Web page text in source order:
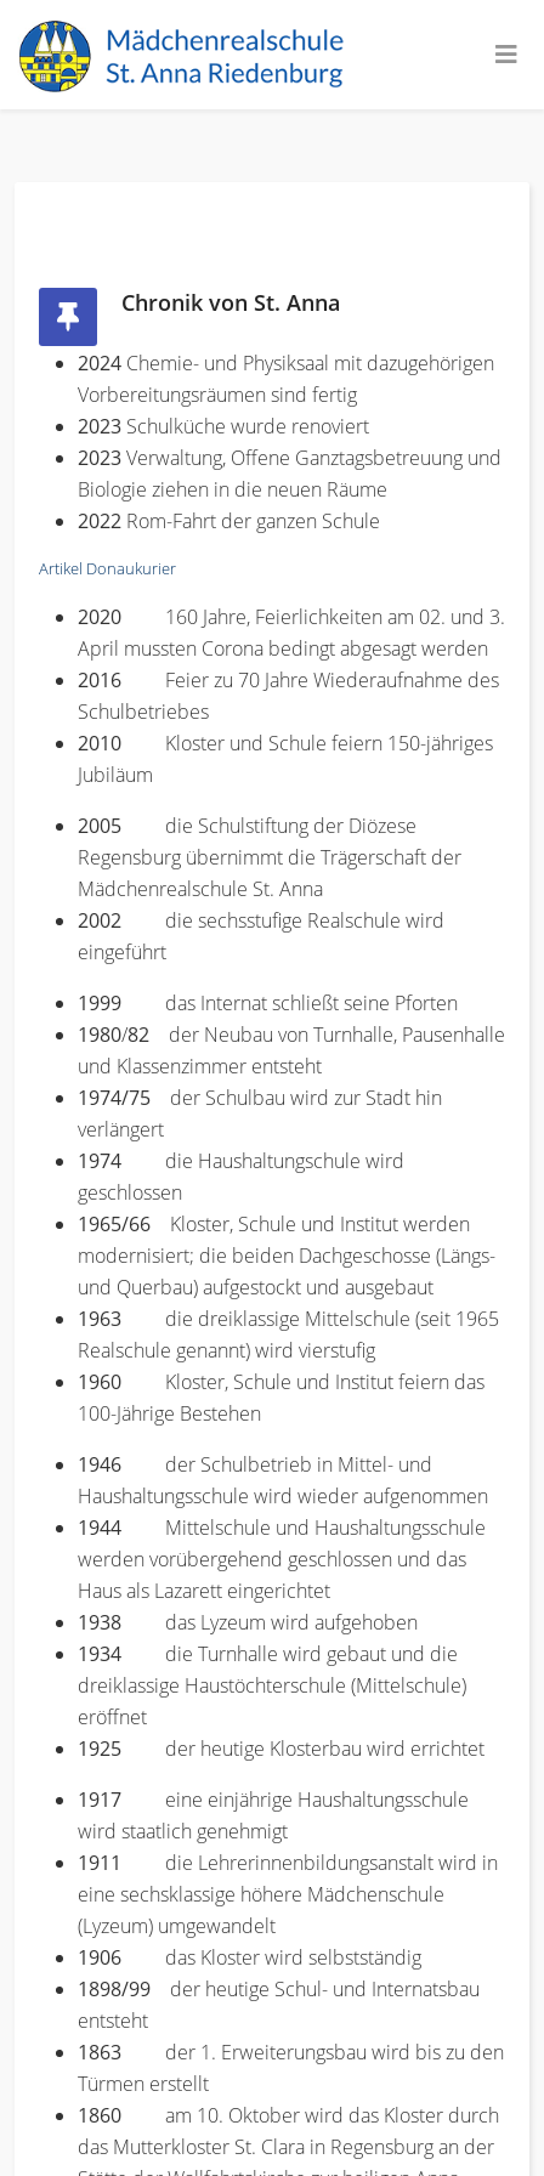
Chronik von St. Anna
2024 Chemie- und Physiksaal mit dazugehörigen
Vorbereitungsräumen sind fertig
2023 Schulküche wurde renoviert
2023Verwaltung, Offene Ganztagsbetreuung und
Biologie ziehen in die neuen Räume
2022 Rom-Fahrt der ganzen Schule
Artikel Donaukurier
2020
160 Jahre, Feierlichkeiten am 02. und 3.
April mussten Corona bedingt abgesagt werden
2016 Feier zu 70 Jahre Wiederaufnahme des
Schulbetriebes
2010 Kloster und Schule feiern 150-jähriges
Jubiläum
2005 die Schulstiftung der Diözese
Regensburg übernimmt die Trägerschaft der
Mädchenrealschule St. Anna
2002 die sechsstufige Realschule wird
eingeführt
1999 das Internat schließt seine Pforten
1980/82 der Neubau von Turnhalle, Pausenhalle
und Klassenzimmer entsteht
1974/75 der Schulbau wird zur Stadt hin
verlängert
1974 die Haushaltungschule wird
geschlossen
1965/66 Kloster, Schule und Institut werden
modernisiert; die beiden Dachgeschosse (Längs-
und Querbau) aufgestockt und ausgebaut
1963 die dreiklassige Mittelschule (seit 1965
Realschule genannt) wird vierstufig
1960 Kloster, Schule und Institut feiern das
100-Jährige Bestehen
1946 der Schulbetrieb in Mittel- und
Haushaltungsschule wird wieder aufgenommen
1944 Mittelschule und Haushaltungsschule
werden vorübergehend geschlossen und das
Haus als Lazarett eingerichtet
1938 das Lyzeum wird aufgehoben
1934 die Turnhalle wird gebaut und die
dreiklassige Haustöchterschule (Mittelschule)
eröffnet
1925 der heutige Klosterbau wird errichtet
1917 eine einjährige Haushaltungsschule
wird staatlich genehmigt
1911 die Lehrerinnenbildungsanstalt wird in
eine sechsklassige höhere Mädchenschule
(Lyzeum) umgewandelt
1906 das Kloster wird selbstständig
1898/99 der heutige Schul- und Internatsbau
entsteht
1863 der 1. Erweiterungsbau wird bis zu den
Türmen erstellt
1860
am 10. Oktober wird das Kloster durch
das Mutterkloster St. Clara in Regensburg an der